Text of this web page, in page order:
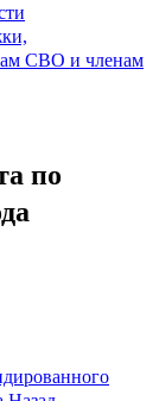
СВО и членам
по